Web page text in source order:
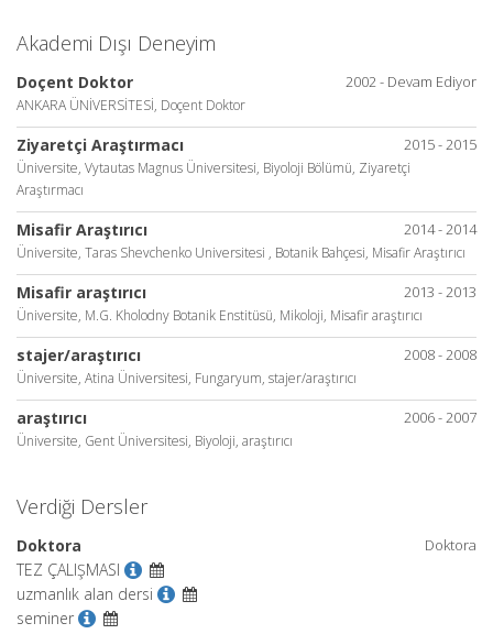
Akademi Dışı Deneyim
2002 - Devam Ediyor
Doçent Doktor
ANKARA ÜNİVERSİTESİ, Doçent Doktor
2015 - 2015
Ziyaretçi Araştırmacı
Üniversite, Vytautas Magnus Üniversitesi, Biyoloji Bölümü, Ziyaretçi
Araştırmacı
2014 - 2014
Misafir Araştırıcı
Üniversite, Taras Shevchenko Universitesi , Botanik Bahçesi, Misafir Araştırıcı
2013 - 2013
Misafir araştırıcı
Üniversite, M.G. Kholodny Botanik Enstitüsü, Mikoloji, Misafir araştırıcı
2008 - 2008
stajer/araştırıcı
Üniversite, Atina Üniversitesi, Fungaryum, stajer/araştırıcı
2006 - 2007
araştırıcı
Üniversite, Gent Üniversitesi, Biyoloji, araştırıcı
Verdiği Dersler
Doktora
Doktora
TEZ ÇALIŞMASI
uzmanlık alan dersi
seminer